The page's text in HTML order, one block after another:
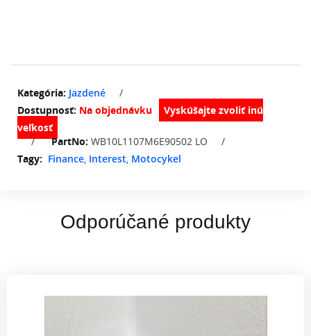
Kategória: Jazdené
/
Dostupnosť: Na objednávku
/ PartNo: WB10L1107M6E90502 LO
/
Tagy: Finance Interest Motocykel
Odporúčané produkty